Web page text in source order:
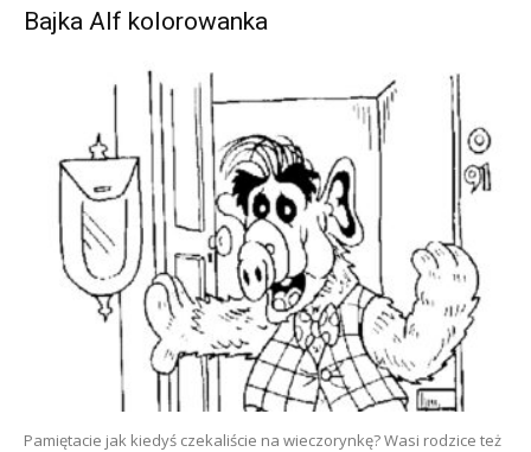
Bajka Alf kolorowanka
Pamiętacie jak kiedyś czekaliście na wieczorynkę? Wasi rodzice też